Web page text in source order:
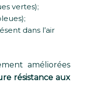
vertes);
dans l’air
améliorées
résistance aux